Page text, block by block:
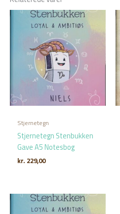
Stjernetegn
Stjernetegn Stenbukken
Gave A5 Notesbog
kr. 229,00